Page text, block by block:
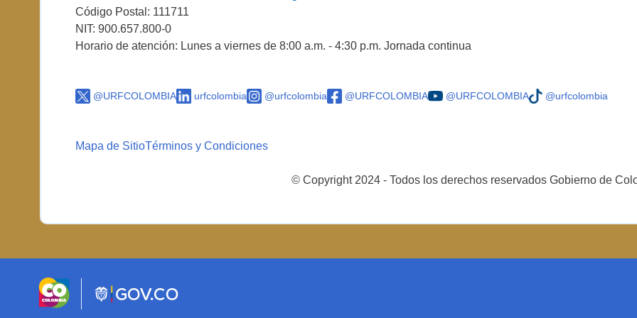
Código Postal: 111711
NIT: 900.657.800-0
Horario de atención: Lunes a viernes de 8:00 a.m. - 4:30 p.m. Jornada continua
@URFCOLOMBIA urfcolombia @urfcolombia @URFCOLOMBIA @URFCOLOMBIA @urfcolombia
Mapa de SitioTérminos y Condiciones
© Copyright 2024 - Todos los derechos reservados Gobierno de